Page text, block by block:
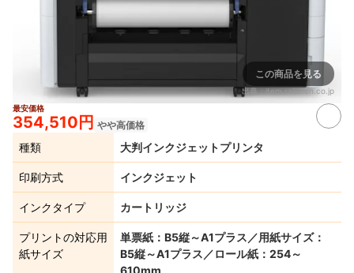
この商品を見る
出典：item.rakuten.co.jp
最安価格
354,510円 やや高価格
種類 大判インクジェットプリンタ
印刷方式 インクジェット
インクタイプ カートリッジ
プリントの対応用
紙サイズ
単票紙：B5縦～A1プラス／用紙サイズ：
B5縦～A1プラス／ロール紙：254～
610mm